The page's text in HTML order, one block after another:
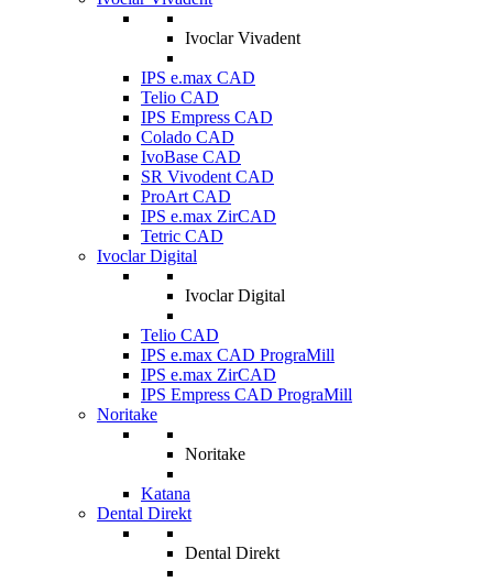
Ivoclar Vivadent
IPS e.max CAD
Telio CAD
IPS Empress CAD
Colado CAD
IvoBase CAD
SR Vivodent CAD
ProArt CAD
IPS e.max ZirCAD
Tetric CAD
Ivoclar Digital
Ivoclar Digital
Telio CAD
IPS e.max CAD PrograMill
IPS e.max ZirCAD
IPS Empress CAD PrograMill
Noritake
Noritake
Katana
Dental Direkt
Dental Direkt